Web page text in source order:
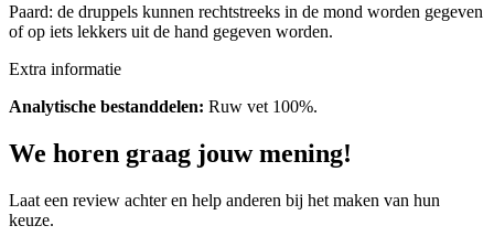
Paard: de druppels kunnen rechtstreeks in de mond worden gegeven
of op iets lekkers uit de hand gegeven worden.
Extra informatie
Analytische bestanddelen: Ruw vet 100%.
We horen graag jouw mening!
Laat een review achter en help anderen bij het maken van hun
keuze.